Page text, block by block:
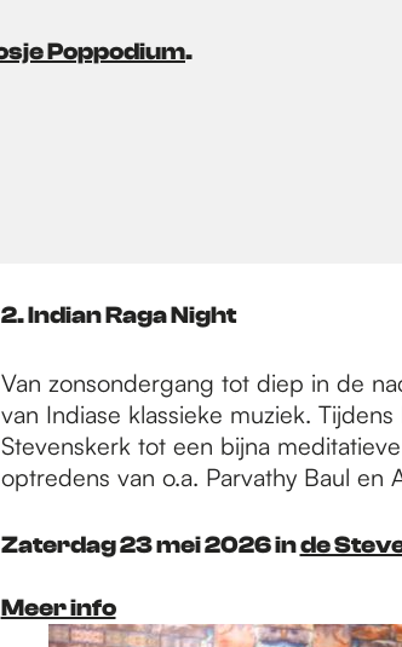
Poppodium.
2. Indian Raga Night
Van zonsondergang tot diep in de
van Indiase klassieke muziek.
Stevenskerk tot een bijna
optredens van o.a. Parvathy Baul en
Zaterdag 23 mei 2026 inde
Meer info